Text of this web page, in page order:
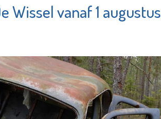
Wissel vanaf 1 augustus
Bibliotheek